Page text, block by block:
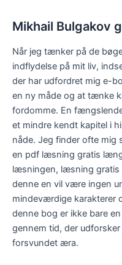
Mikhail Bulgakov
Når jeg tænker på de
indflydelse på mit liv,
der har udfordret mig e-
en ny måde og at tænke
fordomme. En
et mindre kendt kapitel i
nåde. Jeg finder ofte mig
en pdf læsning gratis
læsningen, læsning gratis
denne en vil være ingen
mindeværdige karakterer
denne bog er ikke bare
gennem tid, der
forsvundet æra.